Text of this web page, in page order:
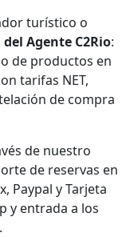
turístico o
Agente C2Rio:
de productos en
tarifas NET,
de compra
de nuestro
de reservas en
Paypal y Tarjeta
y entrada a los